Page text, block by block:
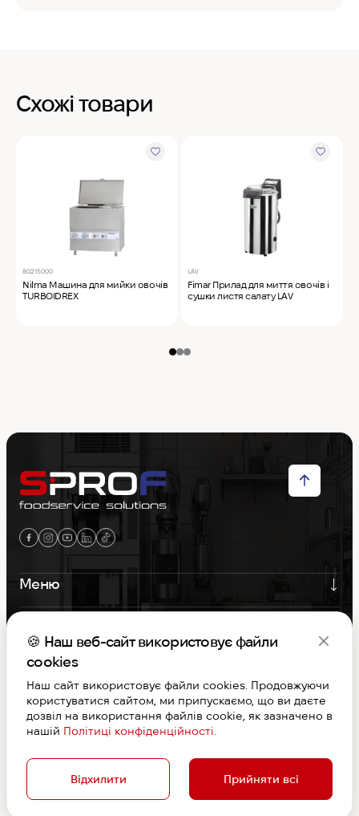
Схожі товари
80215000
Nilma Машина для мийки овочів
TURBOIDREX
LAV
Fimar Прилад для миття овочів і
сушки листя салату LAV
Меню
Графік роботи
S-PROF © Copyright 2026. Вcі права захищені
Договір публічної оферти
Дизайн та розробка
🍪 Наш веб-сайт використовує файли
cookies
Наш сайт використовує файли cookies. Продовжуючи
користуватися сайтом, ми припускаємо, що ви даєте
дозвіл на використання файлів cookie, як зазначено в
нашій Політиці конфіденційності.
Відхилити Прийняти всі